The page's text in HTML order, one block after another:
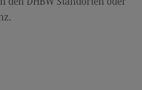
den DHBW Standorten oder